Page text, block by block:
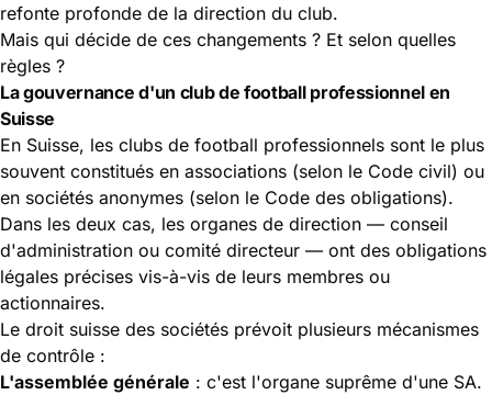
refonte profonde de la direction du club.
Mais qui décide de ces changements ? Et selon quelles
règles ?
La gouvernance d'un club de football professionnel en
Suisse
En Suisse, les clubs de football professionnels sont le plus
souvent constitués en associations (selon le Code civil) ou
en sociétés anonymes (selon le Code des obligations).
Dans les deux cas, les organes de direction — conseil
d'administration ou comité directeur — ont des obligations
légales précises vis-à-vis de leurs membres ou
actionnaires.
Le droit suisse des sociétés prévoit plusieurs mécanismes
de contrôle :
L'assemblée générale : c'est l'organe suprême d'une SA.